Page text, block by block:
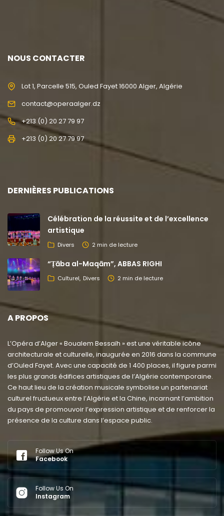
NOUS CONTACTER
Lot 1, Parcelle 515, Ouled Fayet 16000 Alger, Algérie
contact@operaalger.dz
+213 (0) 20 27 79 97
+213 (0) 20 27 79 97
DERNIÈRES PUBLICATIONS
Célébration de la réussite et de l’excellence
artistique
Divers 2 min de lecture
“Ṭāba al-Maqām”, ABBAS RIGHI
Culturel Divers 2 min de lecture
A PROPOS
L’Opéra d’Alger « Boualem Bessaïh » est une véritable icône
architecturale et culturelle, inaugurée en 2016 dans la commune
d’Ouled Fayet. Avec une capacité de 1 400 places, il figure parmi
les plus grands édifices artistiques de l’Algérie contemporaine.
Ce haut lieu de la création musicale symbolise un partenariat
culturel fructueux entre l’Algérie et la Chine, incarnant l’ambition
du pays de promouvoir l’expression artistique et de renforcer la
présence de la culture dans l’espace public.
Follow Us On
Facebook
Follow Us On
Instagram